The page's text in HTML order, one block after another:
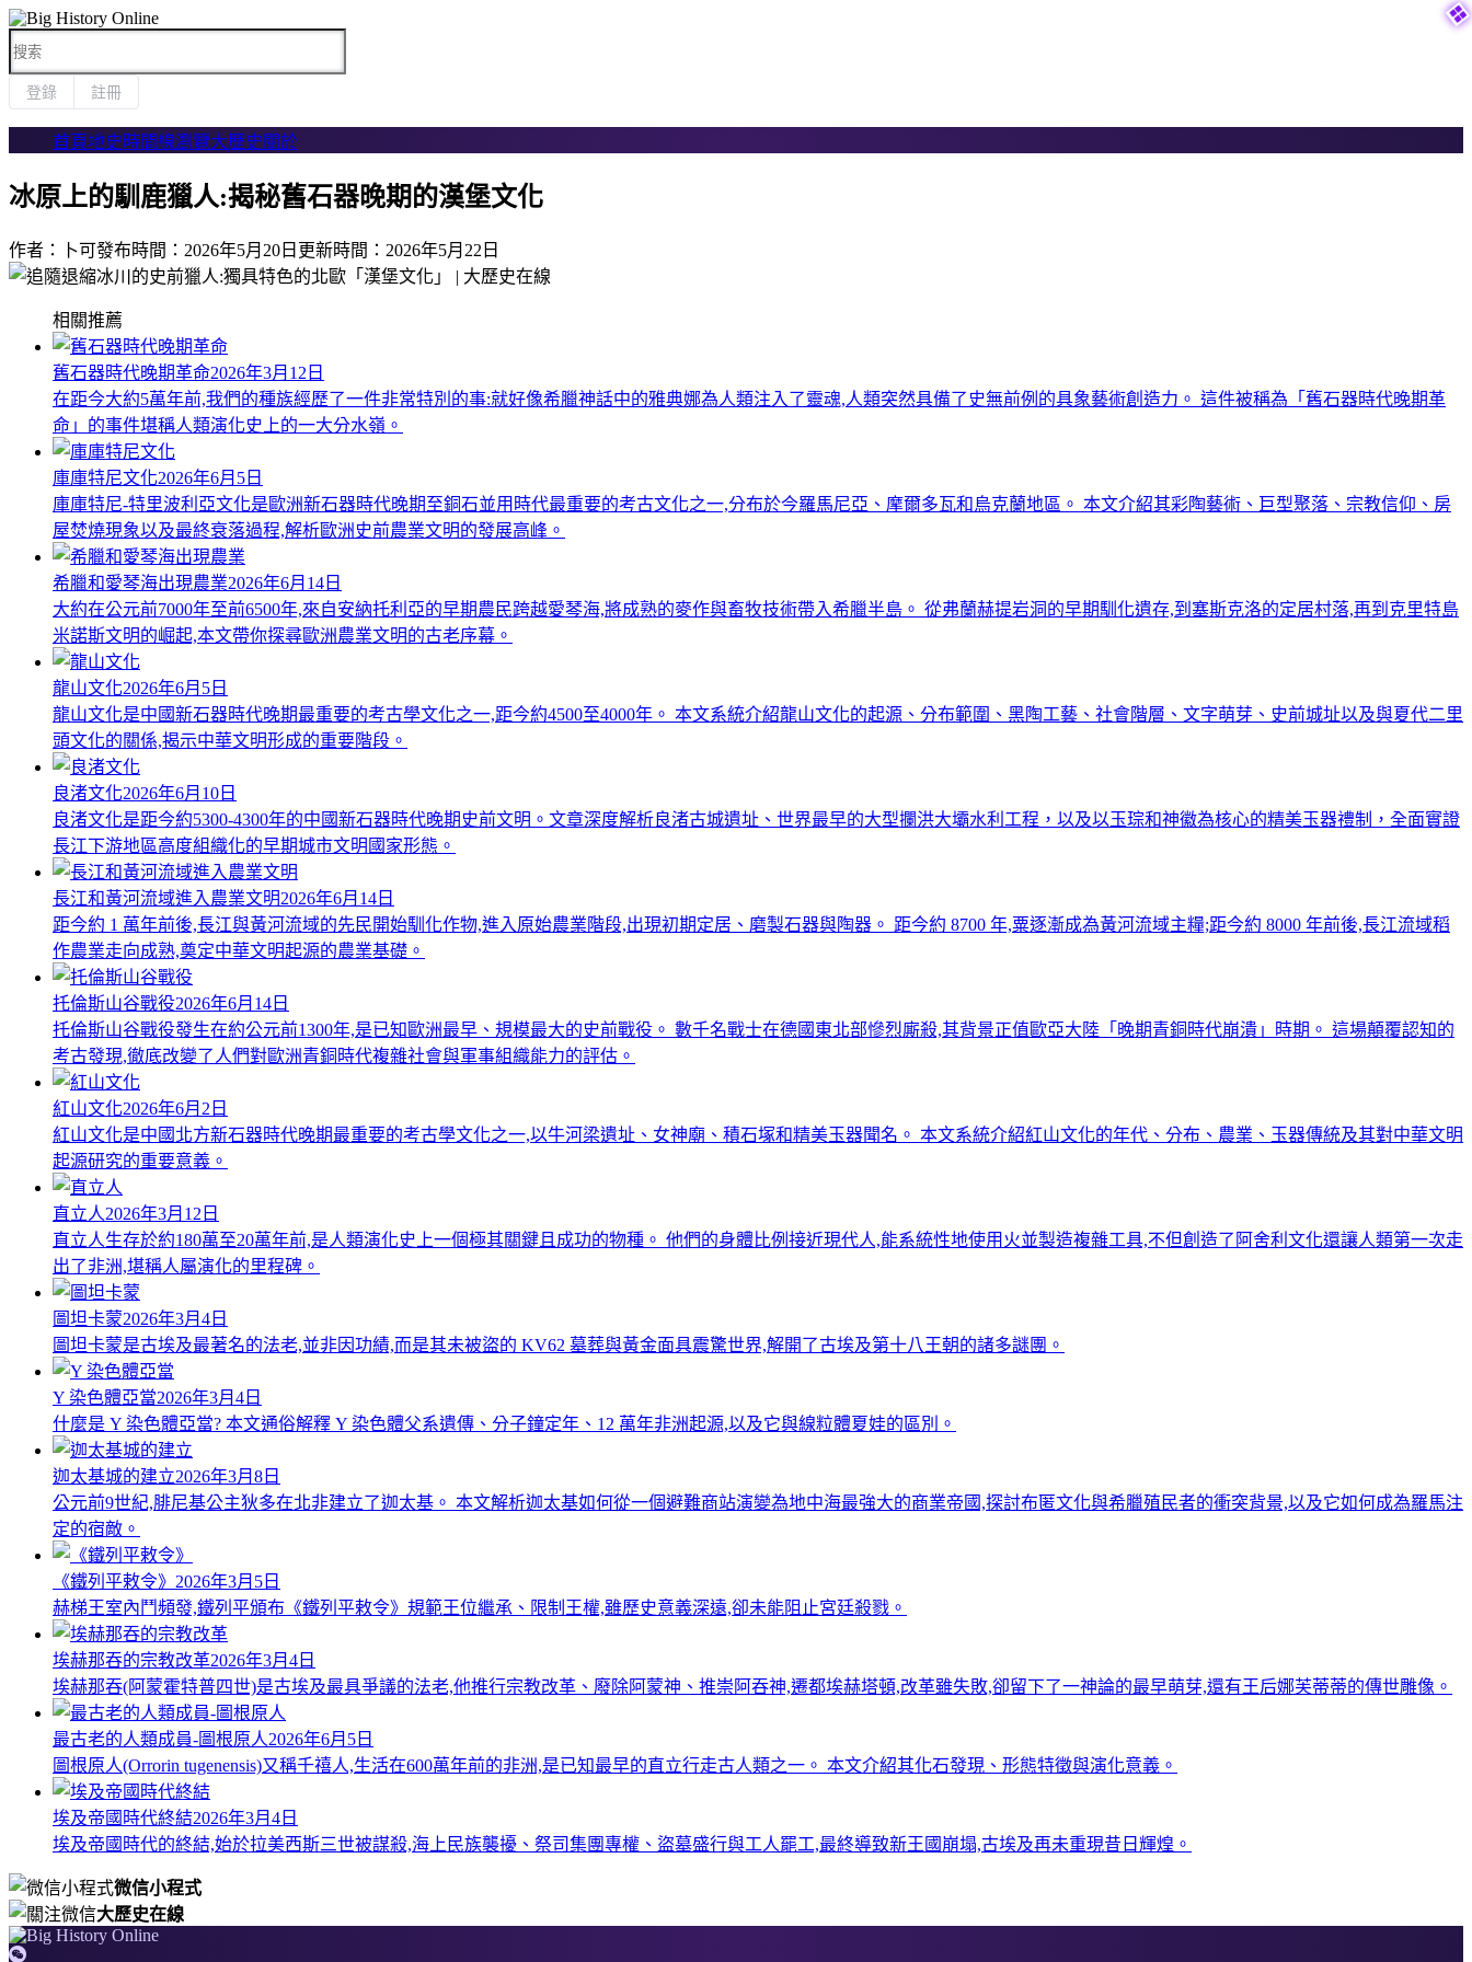
登錄 註冊
首頁地史時間線瀏覽大歷史 關於
冰原上的馴鹿獵人:揭秘舊石器晚期的漢堡文化
作者：卜可發布時間：2026年5月20日 更新時間：2026年5月22日
相關推薦
舊石器時代晚期革命2026年3月12日
在距今大約5萬年前,我們的種族經歷了一件非常特別的事:就好像希臘神話中的雅典娜為人類注入了靈魂,人類突然具備了史無前例的具象藝術創造力。 這件被稱為「舊石器時代晚期革
命」的事件堪稱人類演化史上的一大分水嶺。
庫庫特尼文化2026年6月5日
庫庫特尼-特里波利亞文化是歐洲新石器時代晚期至銅石並用時代最重要的考古文化之一,分布於今羅馬尼亞、摩爾多瓦和烏克蘭地區。 本文介紹其彩陶藝術、巨型聚落、宗教信仰、房
屋焚燒現象以及最終衰落過程,解析歐洲史前農業文明的發展高峰。
希臘和愛琴海出現農業2026年6月14日
大約在公元前7000年至前6500年,來自安納托利亞的早期農民跨越愛琴海,將成熟的麥作與畜牧技術帶入希臘半島。 從弗蘭赫提岩洞的早期馴化遺存,到塞斯克洛的定居村落,再到克里特島
米諾斯文明的崛起,本文帶你探尋歐洲農業文明的古老序幕。
龍山文化2026年6月5日
龍山文化是中國新石器時代晚期最重要的考古學文化之一,距今約4500至4000年。 本文系統介紹龍山文化的起源、分布範圍、黑陶工藝、社會階層、文字萌芽、史前城址以及與夏代二里
頭文化的關係,揭示中華文明形成的重要階段。
良渚文化2026年6月10日
良渚文化是距今約5300-4300年的中國新石器時代晚期史前文明。文章深度解析良渚古城遺址、世界最早的大型攔洪大壩水利工程，以及以玉琮和神徽為核心的精美玉器禮制，全面實證
長江下游地區高度組織化的早期城市文明國家形態。
長江和黃河流域進入農業文明2026年6月14日
距今約 1 萬年前後,長江與黃河流域的先民開始馴化作物,進入原始農業階段,出現初期定居、磨製石器與陶器。 距今約 8700 年,粟逐漸成為黃河流域主糧;距今約 8000 年前後,長江流域稻
作農業走向成熟,奠定中華文明起源的農業基礎。
托倫斯山谷戰役2026年6月14日
托倫斯山谷戰役發生在約公元前1300年,是已知歐洲最早、規模最大的史前戰役。 數千名戰士在德國東北部慘烈廝殺,其背景正值歐亞大陸「晚期青銅時代崩潰」時期。 這場顛覆認知的
考古發現,徹底改變了人們對歐洲青銅時代複雜社會與軍事組織能力的評估。
紅山文化2026年6月2日
紅山文化是中國北方新石器時代晚期最重要的考古學文化之一,以牛河梁遺址、女神廟、積石塚和精美玉器聞名。 本文系統介紹紅山文化的年代、分布、農業、玉器傳統及其對中華文明
起源研究的重要意義。
直立人2026年3月12日
直立人生存於約180萬至20萬年前,是人類演化史上一個極其關鍵且成功的物種。 他們的身體比例接近現代人,能系統性地使用火並製造複雜工具,不但創造了阿舍利文化還讓人類第一次走
出了非洲,堪稱人屬演化的里程碑。
圖坦卡蒙2026年3月4日
圖坦卡蒙是古埃及最著名的法老,並非因功績,而是其未被盜的 KV62 墓葬與黃金面具震驚世界,解開了古埃及第十八王朝的諸多謎團。
Y 染色體亞當2026年3月4日
什麼是 Y 染色體亞當? 本文通俗解釋 Y 染色體父系遺傳、分子鐘定年、12 萬年非洲起源,以及它與線粒體夏娃的區別。
迦太基城的建立2026年3月8日
公元前9世紀,腓尼基公主狄多在北非建立了迦太基。 本文解析迦太基如何從一個避難商站演變為地中海最強大的商業帝國,探討布匿文化與希臘殖民者的衝突背景,以及它如何成為羅馬注
定的宿敵。
《鐵列平敕令》 2026年3月5日
赫梯王室內鬥頻發,鐵列平頒布《鐵列平敕令》規範王位繼承、限制王權,雖歷史意義深遠,卻未能阻止宮廷殺戮。
埃赫那吞的宗教改革2026年3月4日
埃赫那吞(阿蒙霍特普四世)是古埃及最具爭議的法老,他推行宗教改革、廢除阿蒙神、推崇阿吞神,遷都埃赫塔頓,改革雖失敗,卻留下了一神論的最早萌芽,還有王后娜芙蒂蒂的傳世雕像。
最古老的人類成員-圖根原人2026年6月5日
圖根原人(Orrorin tugenensis)又稱千禧人,生活在600萬年前的非洲,是已知最早的直立行走古人類之一。 本文介紹其化石發現、形態特徵與演化意義。
埃及帝國時代終結2026年3月4日
埃及帝國時代的終結,始於拉美西斯三世被謀殺,海上民族襲擾、祭司集團專權、盜墓盛行與工人罷工,最終導致新王國崩塌,古埃及再未重現昔日輝煌。
微信小程式
大歷史在線

